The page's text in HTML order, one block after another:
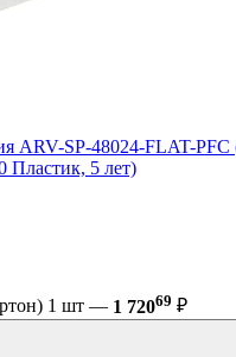
ARV-SP-48024-FLAT-
Пластик, 5 лет)
1 шт — 1 72069 ₽